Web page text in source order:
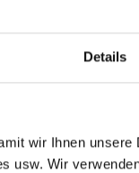
Details
wir Ihnen
usw. Wir